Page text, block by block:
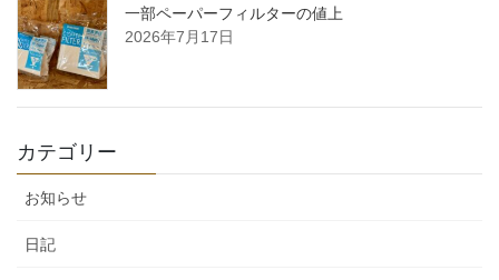
一部ペーパーフィルターの値上
2026年7月17日
カテゴリー
お知らせ
日記